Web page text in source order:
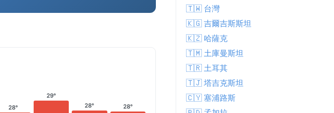
28°
29°
28° 28°
🇹🇼 台灣
🇰🇬 吉爾吉斯斯坦
🇰🇿 哈薩克
🇹🇲 土庫曼斯坦
🇹🇷 土耳其
🇹🇯 塔吉克斯坦
🇨🇾 塞浦路斯